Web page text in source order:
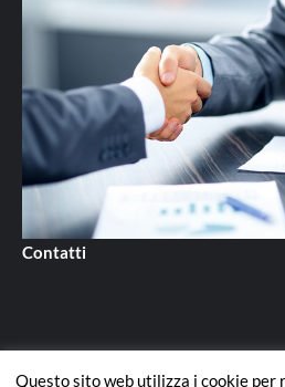
Contatti
Questo sito web utilizza i cookie per